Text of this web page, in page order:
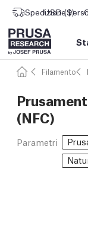
Spedizione
USD ($)
Filamento
(NFC)
Parametri